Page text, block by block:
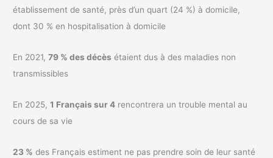
établissement de santé, près d’un quart (24 %) à domicile,
dont 30 % en hospitalisation à domicile
En 2021,79 % des décès étaient dus à des maladies non
transmissibles
En 2025,1 Français sur 4 rencontrera un trouble mental au
cours de sa vie
23 % des Français estiment ne pas prendre soin de leur santé